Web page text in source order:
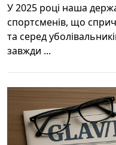
У 2025 році наша
спортсменів, що
та серед
завжди ...